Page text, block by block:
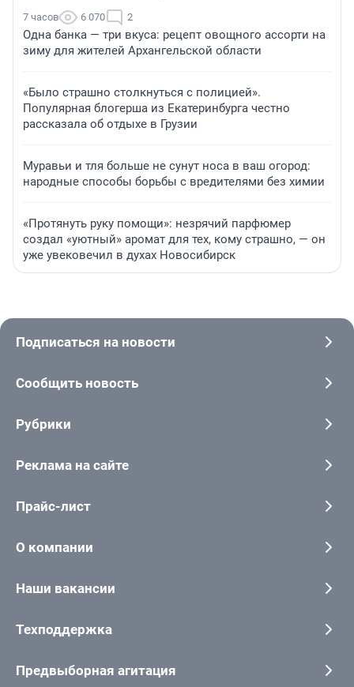
7 часов 6 070 2
Одна банка — три вкуса: рецепт овощного ассорти на
зиму для жителей Архангельской области
«Было страшно столкнуться с полицией».
Популярная блогерша из Екатеринбурга честно
рассказала об отдыхе в Грузии
Муравьи и тля больше не сунут носа в ваш огород:
народные способы борьбы с вредителями без химии
«Протянуть руку помощи»: незрячий парфюмер
создал «уютный» аромат для тех, кому страшно, — он
уже увековечил в духах Новосибирск
Подписаться на новости
Сообщить новость
Рубрики
Реклама на сайте
Прайс-лист
О компании
Наши вакансии
Техподдержка
Предвыборная агитация